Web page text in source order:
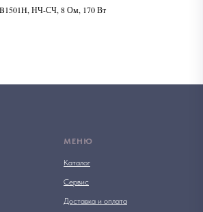
НЧ-СЧ, 8 Ом, 170 Вт
МЕНЮ
Каталог
Сервис
Доставка и оплата